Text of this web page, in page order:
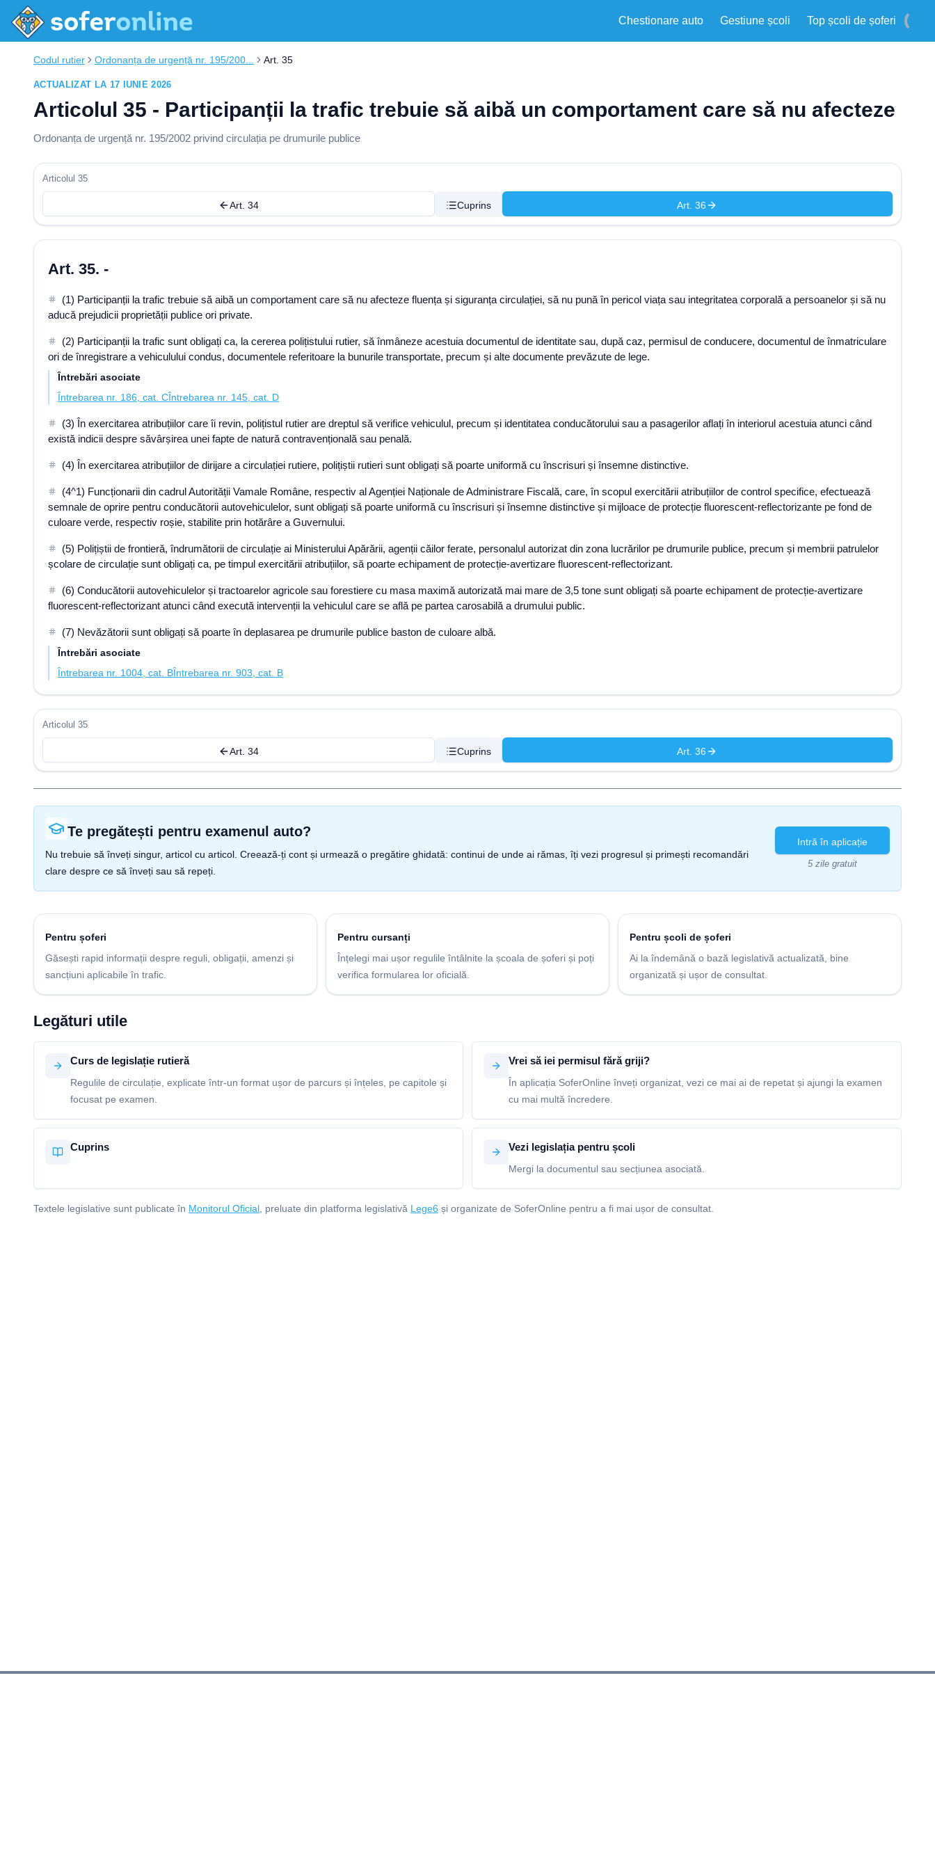
Chestionare auto Gestiune școli Top școli de șoferi
Codul rutier Ordonanța de urgență nr. 195/200... Art. 35
ACTUALIZAT LA 17 IUNIE 2026
Articolul 35 - Participanții la trafic trebuie să aibă un comportament care să nu afecteze
Ordonanța de urgență nr. 195/2002 privind circulația pe drumurile publice
Articolul 35
Art. 34 Cuprins Art. 36
Art. 35. -
(1) Participanții la trafic trebuie să aibă un comportament care să nu afecteze fluența și siguranța circulației, să nu pună în pericol viața sau integritatea corporală a persoanelor și să nu
aducă prejudicii proprietății publice ori private.
(2) Participanții la trafic sunt obligați ca, la cererea polițistului rutier, să înmâneze acestuia documentul de identitate sau, după caz, permisul de conducere, documentul de înmatriculare
ori de înregistrare a vehiculului condus, documentele referitoare la bunurile transportate, precum și alte documente prevăzute de lege.
Întrebări asociate
Întrebarea nr. 186, cat. CÎntrebarea nr. 145, cat. D
(3) În exercitarea atribuțiilor care îi revin, polițistul rutier are dreptul să verifice vehiculul, precum și identitatea conducătorului sau a pasagerilor aflați în interiorul acestuia atunci când
există indicii despre săvârșirea unei fapte de natură contravențională sau penală.
(4) În exercitarea atribuțiilor de dirijare a circulației rutiere, polițiștii rutieri sunt obligați să poarte uniformă cu înscrisuri și însemne distinctive.
(4^1) Funcționarii din cadrul Autorității Vamale Române, respectiv al Agenției Naționale de Administrare Fiscală, care, în scopul exercitării atribuțiilor de control specifice, efectuează
semnale de oprire pentru conducătorii autovehiculelor, sunt obligați să poarte uniformă cu înscrisuri și însemne distinctive și mijloace de protecție fluorescent-reflectorizante pe fond de
culoare verde, respectiv roșie, stabilite prin hotărâre a Guvernului.
(5) Polițiștii de frontieră, îndrumătorii de circulație ai Ministerului Apărării, agenții căilor ferate, personalul autorizat din zona lucrărilor pe drumurile publice, precum și membrii patrulelor
școlare de circulație sunt obligați ca, pe timpul exercitării atribuțiilor, să poarte echipament de protecție-avertizare fluorescent-reflectorizant.
(6) Conducătorii autovehiculelor și tractoarelor agricole sau forestiere cu masa maximă autorizată mai mare de 3,5 tone sunt obligați să poarte echipament de protecție-avertizare
fluorescent-reflectorizant atunci când execută intervenții la vehiculul care se află pe partea carosabilă a drumului public.
(7) Nevăzătorii sunt obligați să poarte în deplasarea pe drumurile publice baston de culoare albă.
Întrebări asociate
Întrebarea nr. 1004, cat. BÎntrebarea nr. 903, cat. B
Articolul 35
Art. 34 Cuprins Art. 36
Te pregătești pentru examenul auto?
Nu trebuie să înveți singur, articol cu articol. Creează-ți cont și urmează o pregătire ghidată: continui de unde ai rămas, îți vezi progresul și primești recomandări
clare despre ce să înveți sau să repeți.
Intră în aplicație
5 zile gratuit
Pentru șoferi
Găsești rapid informații despre reguli, obligații, amenzi și
sancțiuni aplicabile în trafic.
Pentru cursanți
Înțelegi mai ușor regulile întâlnite la școala de șoferi și poți
verifica formularea lor oficială.
Pentru școli de șoferi
Ai la îndemână o bază legislativă actualizată, bine
organizată și ușor de consultat.
Legături utile
Curs de legislație rutieră
Regulile de circulație, explicate într-un format ușor de parcurs și înțeles, pe capitole și
focusat pe examen.
Vrei să iei permisul fără griji?
În aplicația SoferOnline înveți organizat, vezi ce mai ai de repetat și ajungi la examen
cu mai multă încredere.
Cuprins Vezi legislația pentru școli
Mergi la documentul sau secțiunea asociată.
Textele legislative sunt publicate în Monitorul Oficial , preluate din platforma legislativă Lege6 și organizate de SoferOnline pentru a fi mai ușor de consultat.